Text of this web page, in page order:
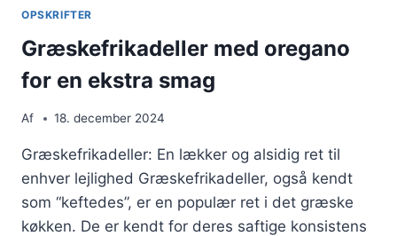
OPSKRIFTER
Græskefrikadeller med oregano
for en ekstra smag
Af 18. december 2024
Græskefrikadeller: En lækker og alsidig ret til
enhver lejlighed Græskefrikadeller, også kendt
som “keftedes”, er en populær ret i det græske
køkken. De er kendt for deres saftige konsistens